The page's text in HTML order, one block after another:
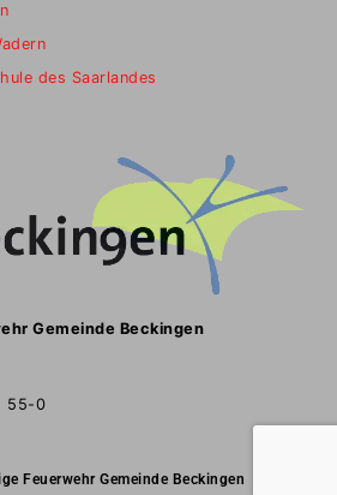
des Saarlandes
Gemeinde Beckingen
55-0
Feuerwehr Gemeinde Beckingen